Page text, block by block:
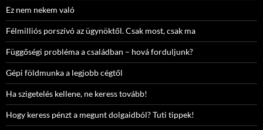
Ez nem nekem való
Félmilliós porszívó az ügynöktől. Csak most, csak ma
Függőségi probléma a családban – hová forduljunk?
Gépi földmunka a legjobb cégtől
Ha szigetelés kellene, ne keress tovább!
Hogy keress pénzt a megunt dolgaidból? Tuti tippek!